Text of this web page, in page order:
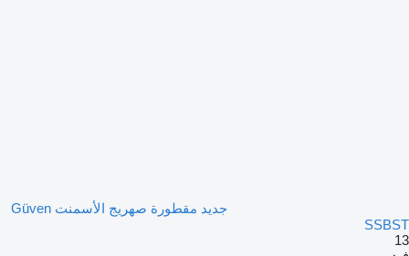
جديد مقطورة صهريج الأسمنت Güven
SSBST
13